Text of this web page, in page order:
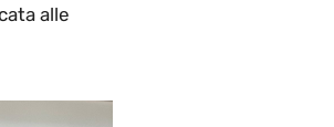
alle